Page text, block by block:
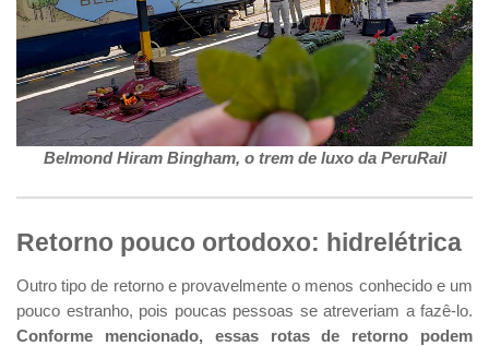
Belmond Hiram Bingham, o trem de luxo da PeruRail
Retorno pouco ortodoxo: hidrelétrica
Outro tipo de retorno e provavelmente o menos conhecido e um
pouco estranho, pois poucas pessoas se atreveriam a fazê-lo.
Conforme mencionado, essas rotas de retorno podem